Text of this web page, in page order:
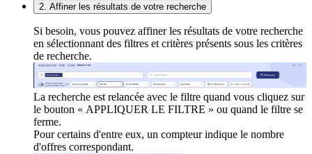
2. Affiner les résultats de votre recherche
Si besoin, vous pouvez affiner les résultats de votre recherche
en sélectionnant des filtres et critères présents sous les critères
de recherche.
La recherche est relancée avec le filtre quand vous cliquez sur
le bouton « APPLIQUER LE FILTRE » ou quand le filtre se
ferme.
Pour certains d'entre eux, un compteur indique le nombre
d'offres correspondant.